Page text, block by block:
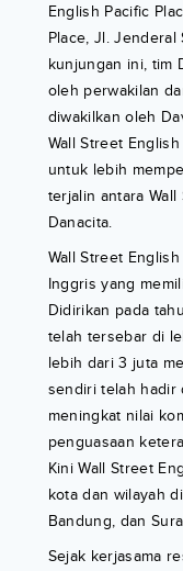
English Pacific
Place, Jl. Jenderal
kunjungan ini, tim
oleh perwakilan
diwakilkan oleh
Wall Street
untuk lebih
terjalin antara Wall
Danacita.
Wall Street
Inggris yang
Didirikan pada
telah tersebar di
lebih dari 3 juta
sendiri telah hadir
meningkat nilai
penguasaan
Kini Wall Street
kota dan wilayah
Bandung, dan
Sejak kerjasama